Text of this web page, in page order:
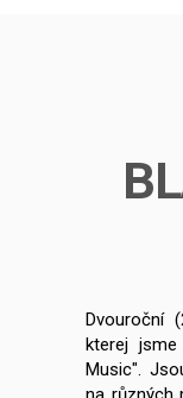
Dvouroční
kterej
Music".